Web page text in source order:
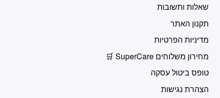
שאלות ותשובות
תקנון האתר
מדיניות הפרטיות
מחירון משלוחים SuperCare 🛒
טופס ביטול עסקה
הצהרת נגישות